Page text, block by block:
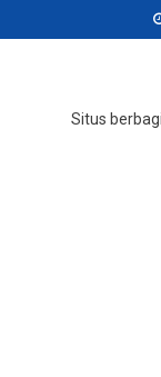
to
Situs